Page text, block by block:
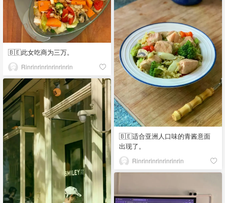
🇧🇪此女吃商为三万。
Rinrinrinrinrinrinrin
🇧🇪适合亚洲人口味的青酱意面
出现了。
Rinrinrinrinrinrinrin